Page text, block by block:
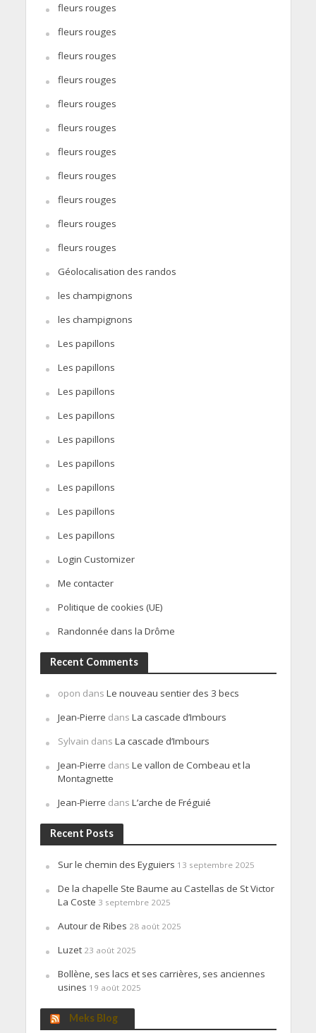
fleurs rouges
fleurs rouges
fleurs rouges
fleurs rouges
fleurs rouges
fleurs rouges
fleurs rouges
fleurs rouges
fleurs rouges
fleurs rouges
fleurs rouges
Géolocalisation des randos
les champignons
les champignons
Les papillons
Les papillons
Les papillons
Les papillons
Les papillons
Les papillons
Les papillons
Les papillons
Les papillons
Login Customizer
Me contacter
Politique de cookies (UE)
Randonnée dans la Drôme
Recent Comments
opon dans Le nouveau sentier des 3 becs
Jean-Pierre dans La cascade d’Imbours
Sylvain dans La cascade d’Imbours
Jean-Pierre dans Le vallon de Combeau et la
Montagnette
Jean-Pierre dans L’arche de Fréguié
Recent Posts
Sur le chemin des Eyguiers 13 septembre 2025
De la chapelle Ste Baume au Castellas de St Victor
La Coste 3 septembre 2025
Autour de Ribes 28 août 2025
Luzet 23 août 2025
Bollène, ses lacs et ses carrières, ses anciennes
usines 19 août 2025
Meks Blog